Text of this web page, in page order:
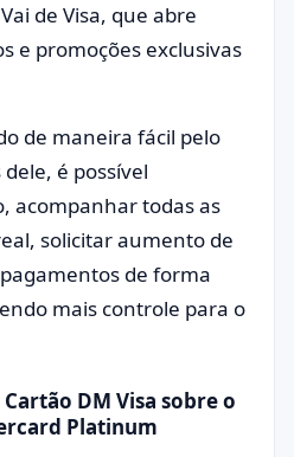
de Visa, que abre
e promoções exclusivas
de maneira fácil pelo
é possível
acompanhar todas as
solicitar aumento de
de forma
mais controle para o
DM Visa sobre o
Platinum